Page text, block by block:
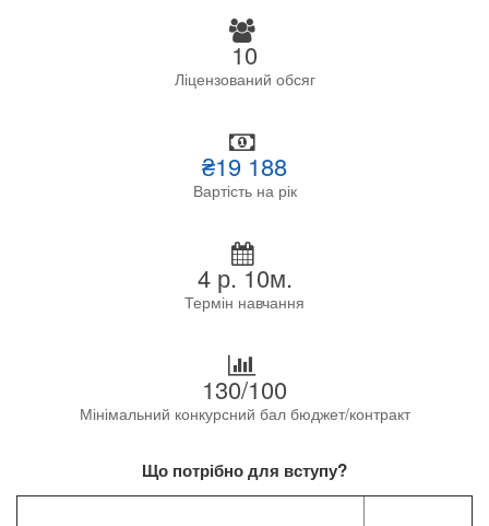
10
Ліцензований обсяг
₴19 188
Вартість на рік
4 р. 10м.
Термін навчання
130/100
Мінімальний конкурсний бал бюджет/контракт
Що потрібно для вступу?